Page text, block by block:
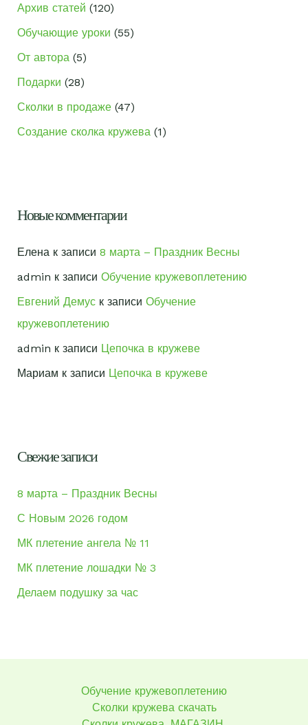
Архив статей (120)
Обучающие уроки (55)
От автора (5)
Подарки (28)
Сколки в продаже(47)
Создание сколка кружева (1)
Новые комментарии
Елена к записи 8 марта – Праздник Весны
admin к записи Обучение кружевоплетению
Евгений Демуск записи Обучение
кружевоплетению
admin к записи Цепочка в кружеве
Мариам к записи Цепочка в кружеве
Свежие записи
8 марта – Праздник Весны
С Новым 2026 годом
МК плетение ангела № 11
МК плетение лошадки № 3
Делаем подушку за час
Обучение кружевоплетению
Сколки кружева скачать